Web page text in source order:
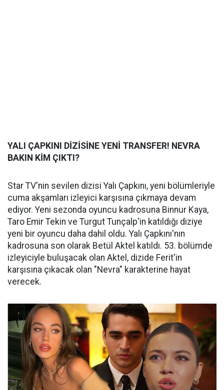
YALI ÇAPKINI DİZİSİNE YENİ TRANSFER! NEVRA
BAKIN KİM ÇIKTI?
Star TV'nin sevilen dizisi Yalı Çapkını, yeni bölümleriyle
cuma akşamları izleyici karşısına çıkmaya devam
ediyor. Yeni sezonda oyuncu kadrosuna Binnur Kaya,
Taro Emir Tekin ve Turgut Tunçalp'in katıldığı diziye
yeni bir oyuncu daha dahil oldu. Yalı Çapkını'nın
kadrosuna son olarak Betül Aktel katıldı. 53. bölümde
izleyiciyle buluşacak olan Aktel, dizide Ferit'in
karşısına çıkacak olan "Nevra" karakterine hayat
verecek.